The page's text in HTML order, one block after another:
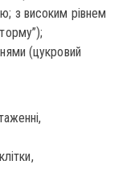
з високим рівнем
(цукровий